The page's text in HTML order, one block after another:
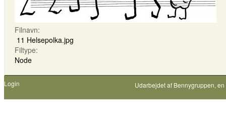
Filnavn:
11 Helsepolka.jpg
Filtype:
Node
Login Udarbejdet af Bennygruppen,